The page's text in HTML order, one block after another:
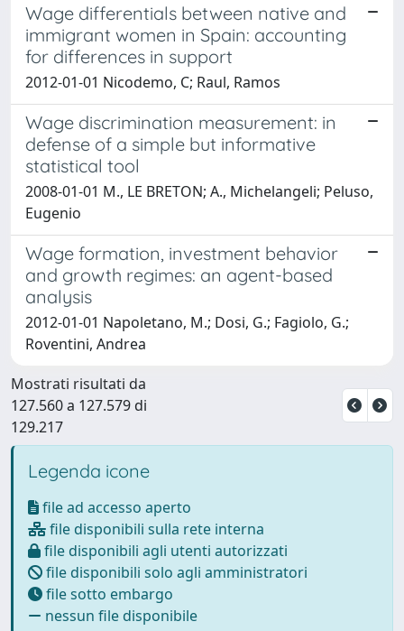
Wage differentials between native and
immigrant women in Spain: accounting
for differences in support
2012-01-01 Nicodemo, C; Raul, Ramos
Wage discrimination measurement: in
defense of a simple but informative
statistical tool
2008-01-01 M., LE BRETON; A., Michelangeli; Peluso,
Eugenio
Wage formation, investment behavior
and growth regimes: an agent-based
analysis
2012-01-01 Napoletano, M.; Dosi, G.; Fagiolo, G.;
Roventini, Andrea
Mostrati risultati da
127.560 a 127.579 di
129.217
Legenda icone
file ad accesso aperto
file disponibili sulla rete interna
file disponibili agli utenti autorizzati
file disponibili solo agli amministratori
file sotto embargo
nessun file disponibile